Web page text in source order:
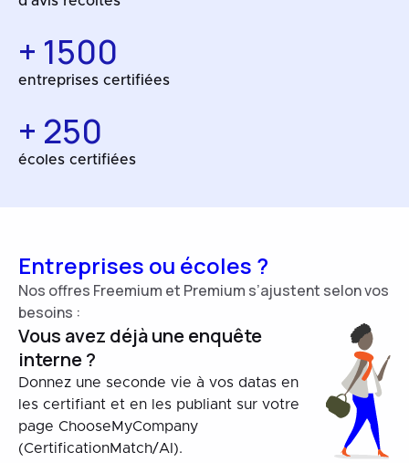
+ 1500
entreprises certifiées
+ 250
écoles certifiées
Entreprises ou écoles ?
Nos offres Freemium et Premium s’ajustent selon vos
besoins :
Vous avez déjà une enquête
interne ?
Donnez une seconde vie à vos datas en
les certifiant et en les publiant sur votre
page ChooseMyCompany
(CertificationMatch/AI).